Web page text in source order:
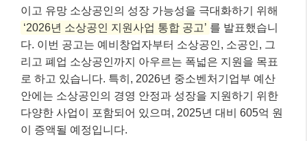
이고 유망 소상공인의 성장 가능성을 극대화하기 위해
‘2026년 소상공인 지원사업 통합 공고’ 를 발표했습니
다. 이번 공고는 예비창업자부터 소상공인, 소공인, 그
리고 폐업 소상공인까지 아우르는 폭넓은 지원을 목표
로 하고 있습니다. 특히, 2026년 중소벤처기업부 예산
안에는 소상공인의 경영 안정과 성장을 지원하기 위한
다양한 사업이 포함되어 있으며, 2025년 대비 605억 원
이 증액될 예정입니다.